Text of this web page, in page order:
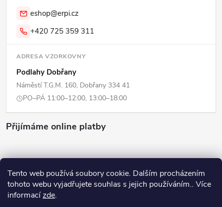
Tento web používá soubory cookie. Dalším procházením
tohoto webu vyjadřujete souhlas s jejich používáním.. Více
informacízde.
eshop@erpi.cz
+420 725 359 311
ADRESA VZORKOVNY
Podlahy Dobřany
Náměstí T.G.M. 160, Dobřany 334 41
PO–PÁ 11:00–12:00, 13:00–18:00
Přijímáme online platby
Copyright 2026ERPI - Domov. Všechna práva vyhrazena.Upravit